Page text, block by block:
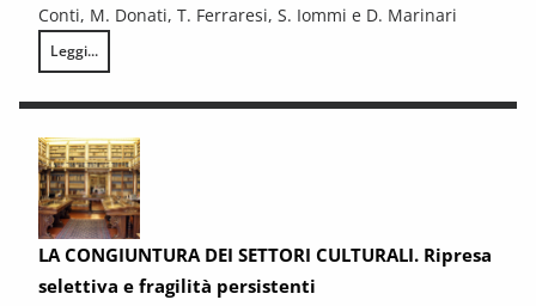
Conti, M. Donati, T. Ferraresi, S. Iommi e D. Marinari
Leggi...
LA CONGIUNTURA NELLE PROVINCE TOSCANE
LA CONGIUNTURA DEI SETTORI CULTURALI. Ripresa
selettiva e fragilità persistenti